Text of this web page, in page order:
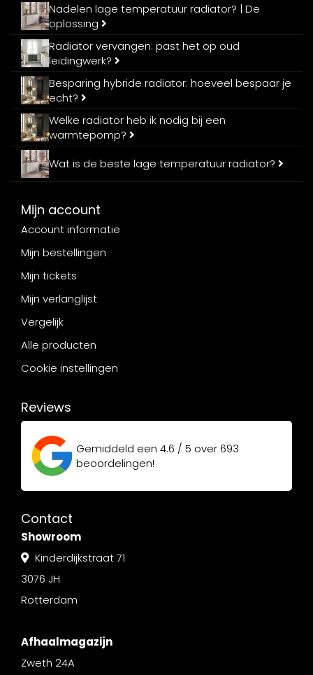
Nadelen lage temperatuur radiator? | De
oplossing
Radiator vervangen: past het op oud
leidingwerk?
Besparing hybride radiator: hoeveel bespaar je
echt?
Welke radiator heb ik nodig bij een
warmtepomp?
Wat is de beste lage temperatuur radiator?
Mijn account
Account informatie
Mijn bestellingen
Mijn tickets
Mijn verlanglijst
Vergelijk
Alle producten
Cookie instellingen
Reviews
Gemiddeld een 4.6 / 5 over693
beoordelingen!
Contact
Showroom
Kinderdijkstraat 71
3076 JH
Rotterdam
Afhaalmagazijn
Zweth 24A